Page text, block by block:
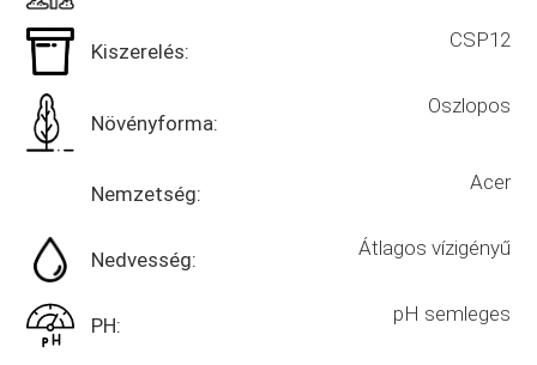
Kiszerelés: CSP12
Növényforma:
Oszlopos
Nemzetség: Acer
Nedvesség: Átlagos vízigényű
PH: pH semleges